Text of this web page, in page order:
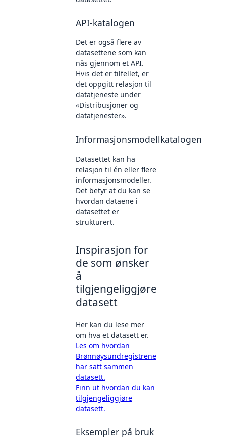
API-katalogen
Det er også flere av
datasettene som kan
nås gjennom et API.
Hvis det er tilfellet, er
det oppgitt relasjon til
datatjeneste under
«Distribusjoner og
datatjenester».
Informasjonsmodellkatalogen
Datasettet kan ha
relasjon til én eller flere
informasjonsmodeller.
Det betyr at du kan se
hvordan dataene i
datasettet er
strukturert.
Inspirasjon for
de som ønsker
å
tilgjengeliggjøre
datasett
Her kan du lese mer
om hva et datasett er.
Les om hvordan
Brønnøysundregistrene
har satt sammen
datasett.
Finn ut hvordan du kan
tilgjengeliggjøre
datasett.
Eksempler på bruk